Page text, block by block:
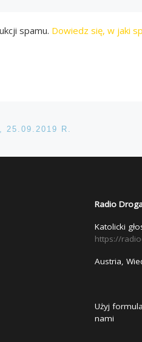
spamu. Dowiedz się, w jaki
25.09.2019 R.
Radio
Katolicki
https://
Austria,
Użyj
nami